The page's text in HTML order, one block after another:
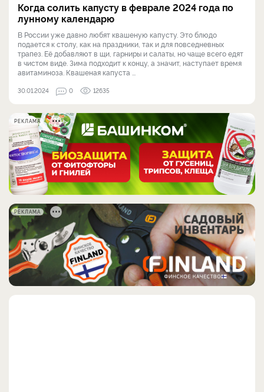
Когда солить капусту в феврале 2024 года по
лунному календарю
В России уже давно любят квашеную капусту. Это блюдо
подается к столу, как на праздники, так и для повседневных
трапез. Её добавляют в щи, гарниры и салаты, но чаще всего едят
в чистом виде. Зима подходит к концу, а значит, наступает время
авитаминоза. Квашеная капуста ...
30.01.2024 0 12635
РЕКЛАМА
РЕКЛАМА